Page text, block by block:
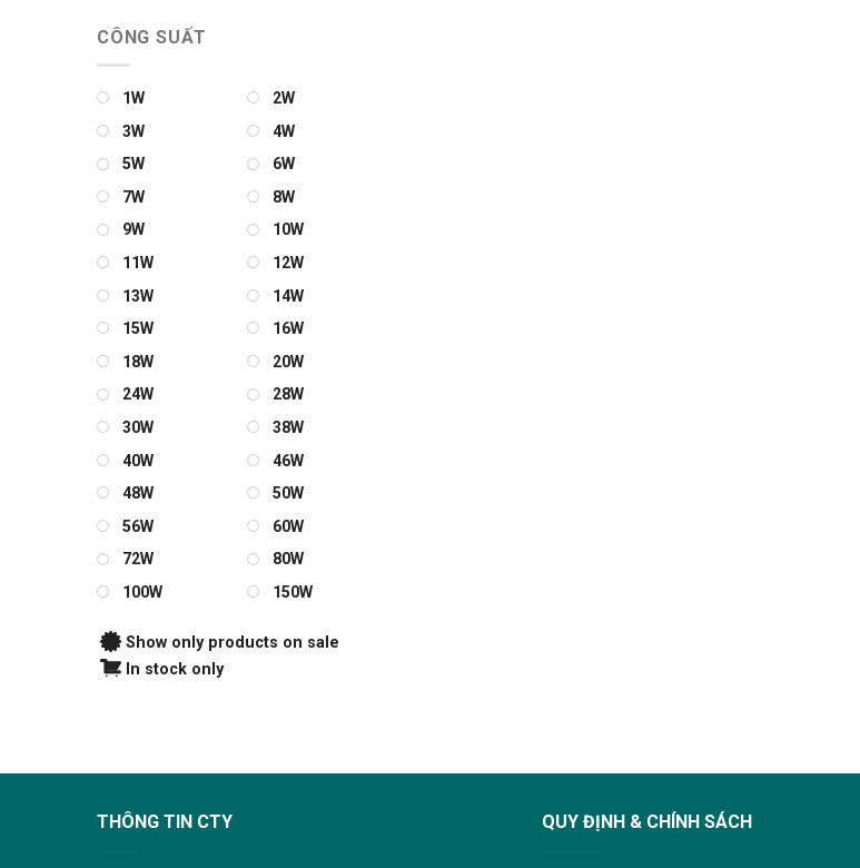
CÔNG SUẤT
1W
2W
3W
4W
5W
6W
7W
8W
9W
10W
11W
12W
13W
14W
15W
16W
18W
20W
24W
28W
30W
38W
40W
46W
48W
50W
56W
60W
72W
80W
100W
150W
Show only products on sale
In stock only
THÔNG TIN CTY QUY ĐỊNH & CHÍNH SÁCH